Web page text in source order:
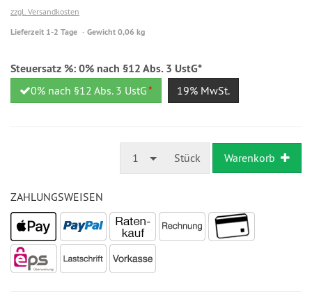
zzgl. Versandkosten
Lieferzeit 1-2 Tage Gewicht 0,06 kg
Steuersatz %:0% nach §12 Abs. 3 UstG*
0% nach §12 Abs. 3 UstG* 19% MwSt.
1 Stück Warenkorb
ZAHLUNGSWEISEN